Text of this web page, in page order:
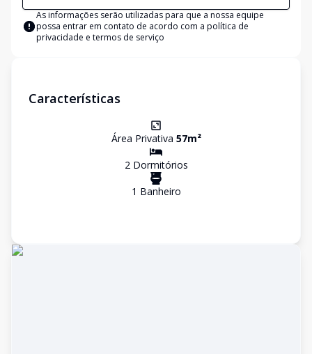
As informações serão utilizadas para que a nossa equipe
possa entrar em contato de acordo com a política de
privacidade e termos de serviço
Características
Área Privativa 57m²
2Dormitórios
1 Banheiro